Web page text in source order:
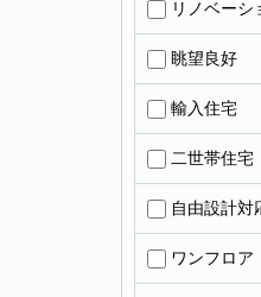
リノベーシ
眺望良好
輸入住宅
二世帯住宅
自由設計対
ワンフロア